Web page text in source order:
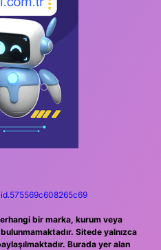
bir marka, kurum veya
Sitede yalnızca
Burada yer alan